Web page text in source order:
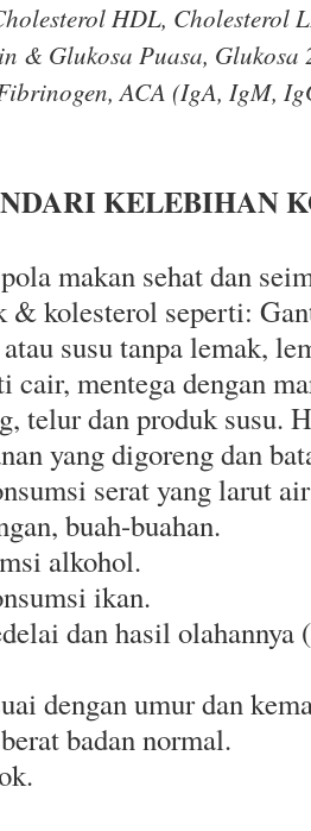
HDL, Cholesterol
& Glukosa Puasa, Glukosa
ACA (IgA, IgM,
KELEBIHAN
makan sehat dan
& kolesterol seperti:
susu tanpa lemak,
cair, mentega dengan
telur dan produk susu.
yang digoreng dan
serat yang larut
buah-buahan.
alkohol.
ikan.
dan hasil olahannya
dengan umur dan
badan normal.